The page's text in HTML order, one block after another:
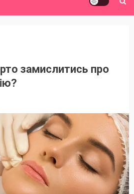
замислитись про